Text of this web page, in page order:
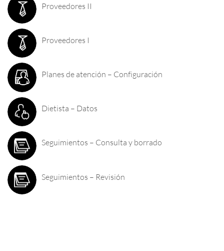
Proveedores II
Proveedores I
Planes de atención – Configuración
Dietista – Datos
Seguimientos – Consulta y borrado
Seguimientos – Revisión